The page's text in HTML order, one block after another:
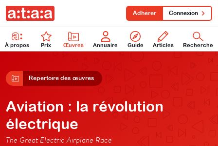
À propos Prix Œuvres Annuaire Guide Articles Recherche
Adhérer Connexion
Répertoire des œuvres
Aviation : la révolution
électrique
The Great Electric Airplane Race